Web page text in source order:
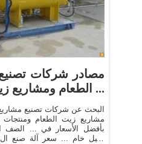
مصادر شركات
الطعام ومشاريع زيت الطعام في ...
البحث عن شركات تصنيع
مشاريع زيت الطعام
بأفضل الأسعار في ... الصف
نخيل خام ... سعر آلة صنع